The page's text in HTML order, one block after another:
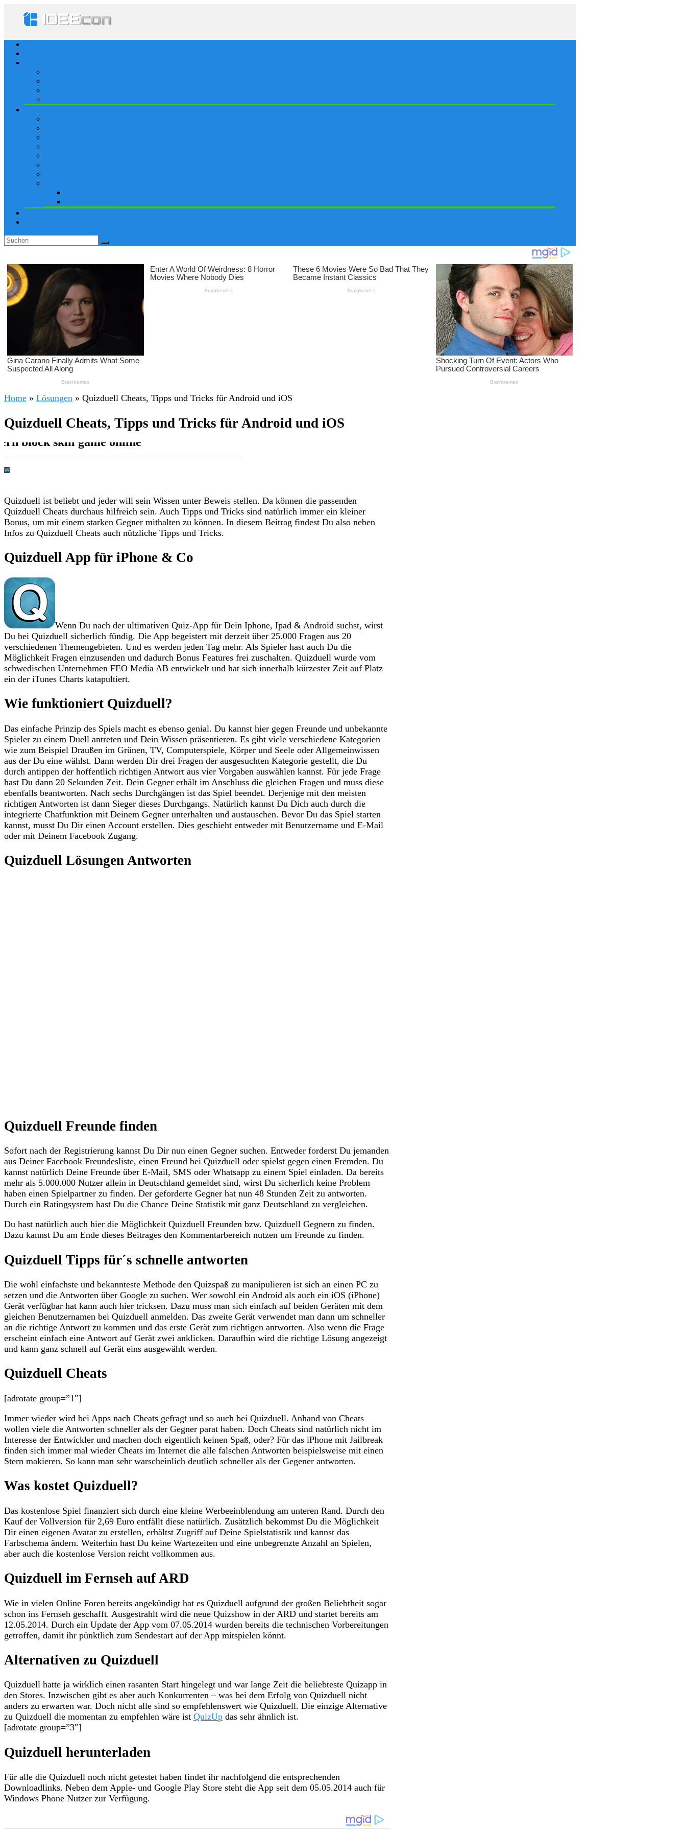
Home » Lösungen » Quizduell Cheats, Tipps und Tricks für Android und iOS
Quizduell Cheats, Tipps und Tricks für Android und iOS
Quizduell ist beliebt und jeder will sein Wissen unter Beweis stellen. Da können die passenden
Quizduell Cheats durchaus hilfreich sein. Auch Tipps und Tricks sind natürlich immer ein kleiner
Bonus, um mit einem starken Gegner mithalten zu können. In diesem Beitrag findest Du also neben
Infos zu Quizduell Cheats auch nützliche Tipps und Tricks.
Quizduell App für iPhone & Co
Wenn Du nach der ultimativen Quiz-App für Dein Iphone, Ipad & Android suchst, wirst
Du bei Quizduell sicherlich fündig. Die App begeistert mit derzeit über 25.000 Fragen aus 20
verschiedenen Themengebieten. Und es werden jeden Tag mehr. Als Spieler hast auch Du die
Möglichkeit Fragen einzusenden und dadurch Bonus Features frei zuschalten. Quizduell wurde vom
schwedischen Unternehmen FEO Media AB entwickelt und hat sich innerhalb kürzester Zeit auf Platz
ein der iTunes Charts katapultiert.
Wie funktioniert Quizduell?
Das einfache Prinzip des Spiels macht es ebenso genial. Du kannst hier gegen Freunde und unbekannte
Spieler zu einem Duell antreten und Dein Wissen präsentieren. Es gibt viele verschiedene Kategorien
wie zum Beispiel Draußen im Grünen, TV, Computerspiele, Körper und Seele oder Allgemeinwissen
aus der Du eine wählst. Dann werden Dir drei Fragen der ausgesuchten Kategorie gestellt, die Du
durch antippen der hoffentlich richtigen Antwort aus vier Vorgaben auswählen kannst. Für jede Frage
hast Du dann 20 Sekunden Zeit. Dein Gegner erhält im Anschluss die gleichen Fragen und muss diese
ebenfalls beantworten. Nach sechs Durchgängen ist das Spiel beendet. Derjenige mit den meisten
richtigen Antworten ist dann Sieger dieses Durchgangs. Natürlich kannst Du Dich auch durch die
integrierte Chatfunktion mit Deinem Gegner unterhalten und austauschen. Bevor Du das Spiel starten
kannst, musst Du Dir einen Account erstellen. Dies geschieht entweder mit Benutzername und E-Mail
oder mit Deinem Facebook Zugang.
Quizduell Lösungen Antworten
Quizduell Freunde finden
Sofort nach der Registrierung kannst Du Dir nun einen Gegner suchen. Entweder forderst Du jemanden
aus Deiner Facebook Freundesliste, einen Freund bei Quizduell oder spielst gegen einen Fremden. Du
kannst natürlich Deine Freunde über E-Mail, SMS oder Whatsapp zu einem Spiel einladen. Da bereits
mehr als 5.000.000 Nutzer allein in Deutschland gemeldet sind, wirst Du sicherlich keine Problem
haben einen Spielpartner zu finden. Der geforderte Gegner hat nun 48 Stunden Zeit zu antworten.
Durch ein Ratingsystem hast Du die Chance Deine Statistik mit ganz Deutschland zu vergleichen.
Du hast natürlich auch hier die Möglichkeit Quizduell Freunden bzw. Quizduell Gegnern zu finden.
Dazu kannst Du am Ende dieses Beitrages den Kommentarbereich nutzen um Freunde zu finden.
Quizduell Tipps für´s schnelle antworten
Die wohl einfachste und bekannteste Methode den Quizspaß zu manipulieren ist sich an einen PC zu
setzen und die Antworten über Google zu suchen. Wer sowohl ein Android als auch ein iOS (iPhone)
Gerät verfügbar hat kann auch hier tricksen. Dazu muss man sich einfach auf beiden Geräten mit dem
gleichen Benutzernamen bei Quizduell anmelden. Das zweite Gerät verwendet man dann um schneller
an die richtige Antwort zu kommen und das erste Gerät zum richtigen antworten. Also wenn die Frage
erscheint einfach eine Antwort auf Gerät zwei anklicken. Daraufhin wird die richtige Lösung angezeigt
und kann ganz schnell auf Gerät eins ausgewählt werden.
Quizduell Cheats
[adrotate group=”1″]
Immer wieder wird bei Apps nach Cheats gefragt und so auch bei Quizduell. Anhand von Cheats
wollen viele die Antworten schneller als der Gegner parat haben. Doch Cheats sind natürlich nicht im
Interesse der Entwickler und machen doch eigentlich keinen Spaß, oder? Für das iPhone mit Jailbreak
finden sich immer mal wieder Cheats im Internet die alle falschen Antworten beispielsweise mit einen
Stern makieren. So kann man sehr warscheinlich deutlich schneller als der Gegener antworten.
Was kostet Quizduell?
Das kostenlose Spiel finanziert sich durch eine kleine Werbeeinblendung am unteren Rand. Durch den
Kauf der Vollversion für 2,69 Euro entfällt diese natürlich. Zusätzlich bekommst Du die Möglichkeit
Dir einen eigenen Avatar zu erstellen, erhältst Zugriff auf Deine Spielstatistik und kannst das
Farbschema ändern. Weiterhin hast Du keine Wartezeiten und eine unbegrenzte Anzahl an Spielen,
aber auch die kostenlose Version reicht vollkommen aus.
Quizduell im Fernseh auf ARD
Wie in vielen Online Foren bereits angekündigt hat es Quizduell aufgrund der großen Beliebtheit sogar
schon ins Fernseh geschafft. Ausgestrahlt wird die neue Quizshow in der ARD und startet bereits am
12.05.2014. Durch ein Update der App vom 07.05.2014 wurden bereits die technischen Vorbereitungen
getroffen, damit ihr pünktlich zum Sendestart auf der App mitspielen könnt.
Alternativen zu Quizduell
Quizduell hatte ja wirklich einen rasanten Start hingelegt und war lange Zeit die beliebteste Quizapp in
den Stores. Inzwischen gibt es aber auch Konkurrenten – was bei dem Erfolg von Quizduell nicht
anders zu erwarten war. Doch nicht alle sind so empfehlenswert wie Quizduell. Die einzige Alternative
zu Quizduell die momentan zu empfehlen wäre ist QuizUp das sehr ähnlich ist.
[adrotate group=”3″]
Quizduell herunterladen
Für alle die Quizduell noch nicht getestet haben findet ihr nachfolgend die entsprechenden
Downloadlinks. Neben dem Apple- und Google Play Store steht die App seit dem 05.05.2014 auch für
Windows Phone Nutzer zur Verfügung.